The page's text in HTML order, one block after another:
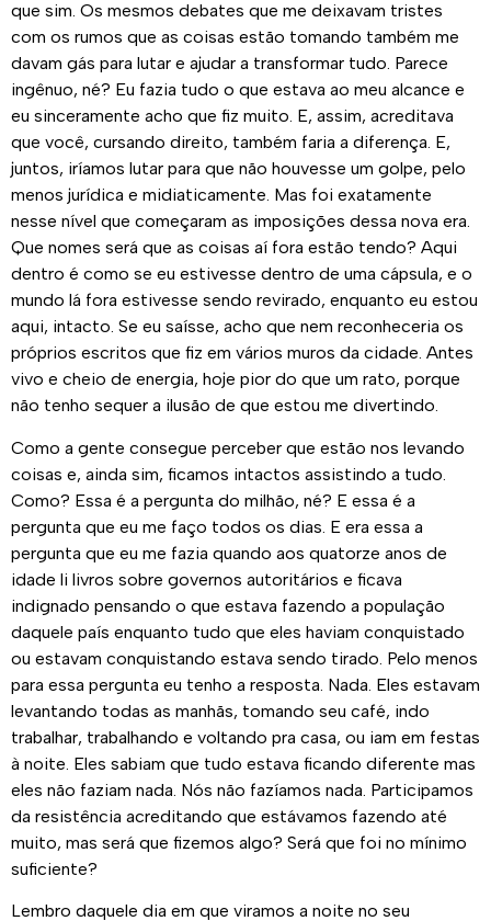
que sim. Os mesmos debates que me deixavam tristes
com os rumos que as coisas estão tomando também me
davam gás para lutar e ajudar a transformar tudo. Parece
ingênuo, né? Eu fazia tudo o que estava ao meu alcance e
eu sinceramente acho que fiz muito. E, assim, acreditava
que você, cursando direito, também faria a diferença. E,
juntos, iríamos lutar para que não houvesse um golpe, pelo
menos jurídica e midiaticamente. Mas foi exatamente
nesse nível que começaram as imposições dessa nova era.
Que nomes será que as coisas aí fora estão tendo? Aqui
dentro é como se eu estivesse dentro de uma cápsula, e o
mundo lá fora estivesse sendo revirado, enquanto eu estou
aqui, intacto. Se eu saísse, acho que nem reconheceria os
próprios escritos que fiz em vários muros da cidade. Antes
vivo e cheio de energia, hoje pior do que um rato, porque
não tenho sequer a ilusão de que estou me divertindo.
Como a gente consegue perceber que estão nos levando
coisas e, ainda sim, ficamos intactos assistindo a tudo.
Como? Essa é a pergunta do milhão, né? E essa é a
pergunta que eu me faço todos os dias. E era essa a
pergunta que eu me fazia quando aos quatorze anos de
idade li livros sobre governos autoritários e ficava
indignado pensando o que estava fazendo a população
daquele país enquanto tudo que eles haviam conquistado
ou estavam conquistando estava sendo tirado. Pelo menos
para essa pergunta eu tenho a resposta. Nada. Eles estavam
levantando todas as manhãs, tomando seu café, indo
trabalhar, trabalhando e voltando pra casa, ou iam em festas
à noite. Eles sabiam que tudo estava ficando diferente mas
eles não faziam nada. Nós não fazíamos nada. Participamos
da resistência acreditando que estávamos fazendo até
muito, mas será que fizemos algo? Será que foi no mínimo
suficiente?
Lembro daquele dia em que viramos a noite no seu